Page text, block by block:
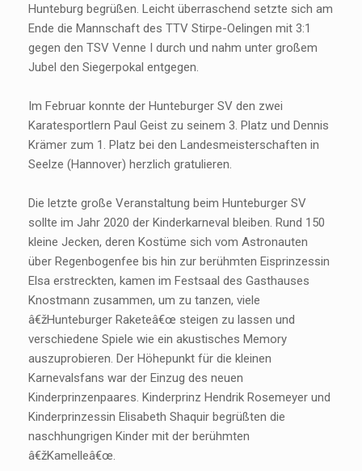
Hunteburg begrüßen. Leicht überraschend setzte sich am
Ende die Mannschaft des TTV Stirpe-Oelingen mit 3:1
gegen den TSV Venne I durch und nahm unter großem
Jubel den Siegerpokal entgegen.
Im Februar konnte der Hunteburger SV den zwei
Karatesportlern Paul Geist zu seinem 3. Platz und Dennis
Krämer zum 1. Platz bei den Landesmeisterschaften in
Seelze (Hannover) herzlich gratulieren.
Die letzte große Veranstaltung beim Hunteburger SV
sollte im Jahr 2020 der Kinderkarneval bleiben. Rund 150
kleine Jecken, deren Kostüme sich vom Astronauten
über Regenbogenfee bis hin zur berühmten Eisprinzessin
Elsa erstreckten, kamen im Festsaal des Gasthauses
Knostmann zusammen, um zu tanzen, viele
â€žHunteburger Raketeâ€œ steigen zu lassen und
verschiedene Spiele wie ein akustisches Memory
auszuprobieren. Der Höhepunkt für die kleinen
Karnevalsfans war der Einzug des neuen
Kinderprinzenpaares. Kinderprinz Hendrik Rosemeyer und
Kinderprinzessin Elisabeth Shaquir begrüßten die
naschhungrigen Kinder mit der berühmten
â€žKamelleâ€œ.